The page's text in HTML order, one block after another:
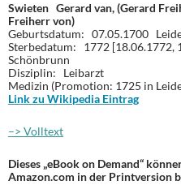
Swieten Gerard van, (Gerard
Freiherr von)
Geburtsdatum: 07.05.1700
Sterbedatum: 1772 [18.06.1772,
Schönbrunn
Disziplin: Leibarzt
Medizin (Promotion: 1725 in
Link zu Wikipedia Eintrag
–> Volltext
Dieses „eBook on Demand“
Amazon.com in der Printversion